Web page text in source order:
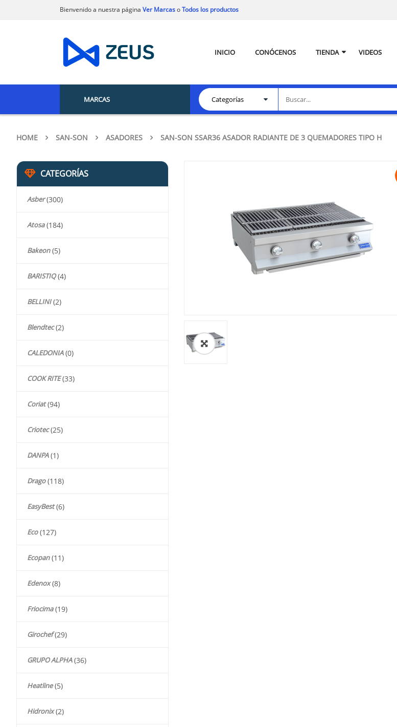
Bienvenido a nuestra página Ver MarcasoTodos los productos
INICIO CONÓCENOS TIENDA VIDEOS
MARCAS
HOME SAN-SON ASADORES SAN-SON SSAR36 ASADOR RADIANTE DE 3 QUEMADORES TIPO H
CATEGORÍAS
Asber (300)
Atosa (184)
Bakeon (5)
BARISTIQ (4)
BELLINI (2)
Blendtec (2)
CALEDONIA (0)
COOK RITE (33)
Coriat (94)
Criotec (25)
DANPA (1)
Drago (118)
EasyBest (6)
Eco (127)
Ecopan (11)
Edenox (8)
Friocima (19)
Girochef (29)
GRUPO ALPHA (36)
Heatline (5)
Hidronix (2)
🔍